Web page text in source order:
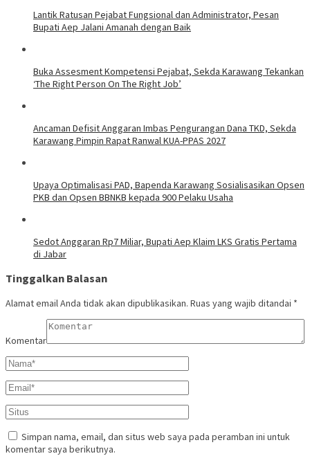
Lantik Ratusan Pejabat Fungsional dan Administrator, Pesan
Bupati Aep Jalani Amanah dengan Baik
Buka Assesment Kompetensi Pejabat, Sekda Karawang Tekankan
‘The Right Person On The Right Job’
Ancaman Defisit Anggaran Imbas Pengurangan Dana TKD, Sekda
Karawang Pimpin Rapat Ranwal KUA-PPAS 2027
Upaya Optimalisasi PAD, Bapenda Karawang Sosialisasikan Opsen
PKB dan Opsen BBNKB kepada 900 Pelaku Usaha
Sedot Anggaran Rp7 Miliar, Bupati Aep Klaim LKS Gratis Pertama
di Jabar
Tinggalkan Balasan
Alamat email Anda tidak akan dipublikasikan. Ruas yang wajib ditandai *
Komentar
Simpan nama, email, dan situs web saya pada peramban ini untuk
komentar saya berikutnya.